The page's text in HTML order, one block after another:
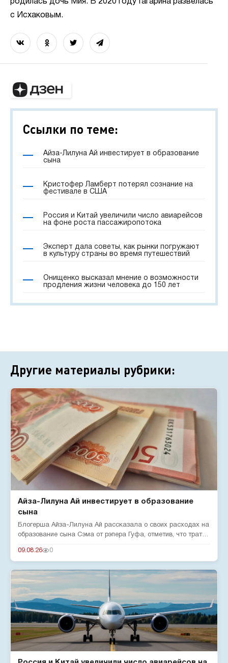
родилась дочь Мия. В 2020 году Гагарина развелась
с Исхаковым.
Ссылки по теме:
Айза-Лилуна Ай инвестирует в образование
сына
Кристофер Ламберт потерял сознание на
фестивале в США
Россия и Китай увеличили число авиарейсов
на фоне роста пассажиропотока
Эксперт дала советы, как рынки погружают
в культуру страны во время путешествий
Онищенко высказал мнение о возможности
продления жизни человека до 150 лет
Другие материалы рубрики:
Айза-Лилуна Ай инвестирует в образование
сына
Блогерша Айза-Лилуна Ай рассказала о своих расходах на
образование сына Сэма от рэпера Гуфа, отметив, что тратит
09.08.26 0